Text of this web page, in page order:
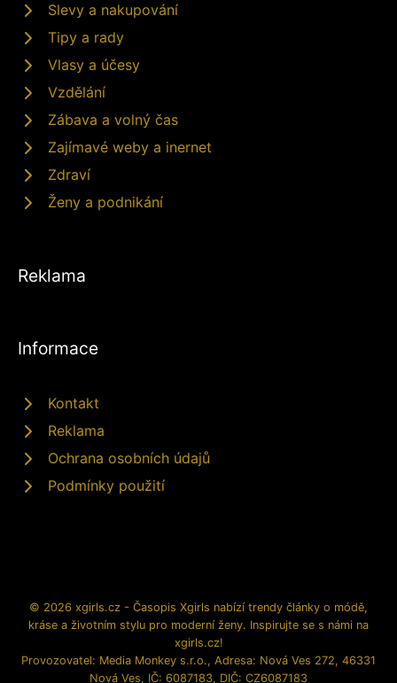
Slevy a nakupování
Tipy a rady
Vlasy a účesy
Vzdělání
Zábava a volný čas
Zajímavé weby a inernet
Zdraví
Ženy a podnikání
Reklama
Informace
Kontakt
Reklama
Ochrana osobních údajů
Podmínky použití
© 2026 xgirls.cz - Časopis Xgirls nabízí trendy články o módě,
kráse a životním stylu pro moderní ženy. Inspirujte se s námi na
xgirls.cz!
Provozovatel: Media Monkey s.r.o., Adresa: Nová Ves 272, 46331
Nová Ves, IČ: 6087183, DIČ: CZ6087183